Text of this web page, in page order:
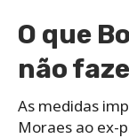
O que
não
As medidas
Moraes ao ex-